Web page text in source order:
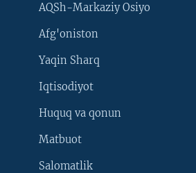
AQSh-Markaziy Osiyo
Afg'oniston
Yaqin Sharq
Iqtisodiyot
Huquq va qonun
Matbuot
Salomatlik